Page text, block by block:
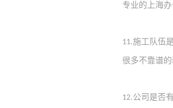
专业的上海
11.施工队伍
很多不靠谱
12.公司是否